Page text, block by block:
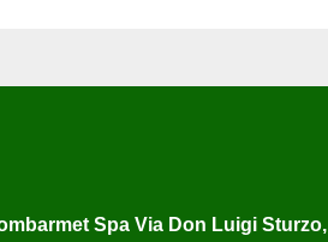
Spa Via Don Luigi Sturzo,